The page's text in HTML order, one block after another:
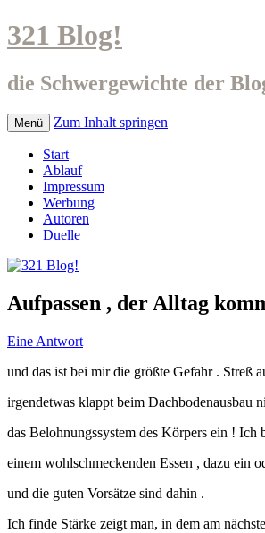
321 Blog!
die Schwergewichte der
Menü Zum Inhalt springen
Start
Ablauf
Impressum
Werbung
Autoren
Duelle
Aufpassen , der Alltag
Eine Antwort
und das ist bei mir die größte Gefahr . Streß
irgendetwas klappt beim Dachbodenausbau
das Belohnungssystem des Körpers ein ! Ich
einem wohlschmeckenden Essen , dazu ein
und die guten Vorsätze sind dahin .
Ich finde Stärke zeigt man, in dem am